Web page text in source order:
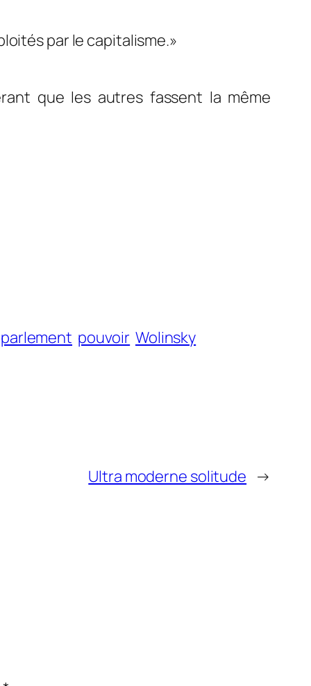
par le capitalisme.»
que les autres fassent la même
parlement pouvoir Wolinsky
Ultra moderne solitude →